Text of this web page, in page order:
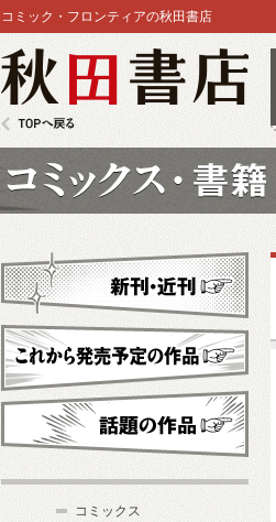
コミック・フロンティアの秋田書店
新刊・近刊
これから発売予定
コミックス